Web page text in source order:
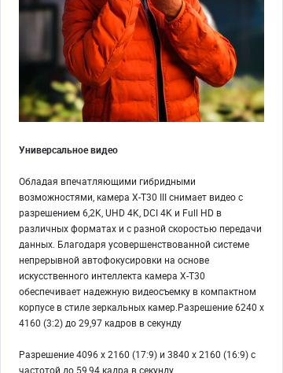
Универсальное видео
Обладая впечатляющими гибридными
возможностями, камера X-T30 III снимает видео с
разрешением 6,2K, UHD 4K, DCI 4K и Full HD в
различных форматах и с разной скоростью передачи
данных. Благодаря усовершенствованной системе
непрерывной автофокусировки на основе
искусственного интеллекта камера X-T30
обеспечивает надежную видеосъемку в компактном
корпусе в стиле зеркальных камер.Разрешение 6240 x
4160 (3:2) до 29,97 кадров в секунду
Разрешение 4096 x 2160 (17:9) и 3840 x 2160 (16:9) с
частотой до 59,94 кадра в секунду